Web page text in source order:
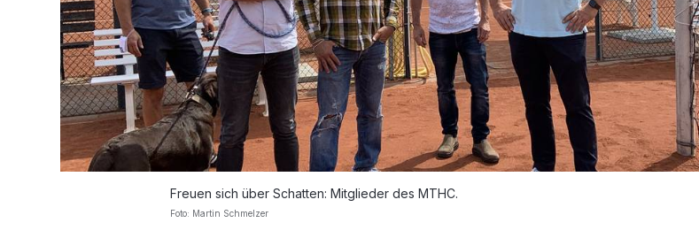
Freuen sich über Schatten: Mitglieder des MTHC.
Foto: Martin Schmelzer